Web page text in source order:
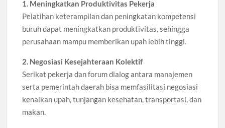
1. Meningkatkan Produktivitas Pekerja
Pelatihan keterampilan dan peningkatan kompetensi
buruh dapat meningkatkan produktivitas, sehingga
perusahaan mampu memberikan upah lebih tinggi.
2. Negosiasi Kesejahteraan Kolektif
Serikat pekerja dan forum dialog antara manajemen
serta pemerintah daerah bisa memfasilitasi negosiasi
kenaikan upah, tunjangan kesehatan, transportasi, dan
makan.